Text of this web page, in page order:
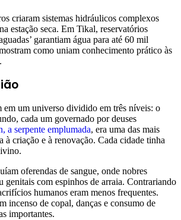
criaram sistemas hidráulicos complexos
estação seca. Em Tikal, reservatórios
garantiam água para até 60 mil
como uniam conhecimento prático às
em um universo dividido em três níveis: o
cada um governado por deuses
a serpente emplumada, era uma das mais
à criação e à renovação. Cada cidade tinha
oferendas de sangue, onde nobres
genitais com espinhos de arraia. Contrariando
humanos eram menos frequentes.
incenso de copal, danças e consumo de
importantes.